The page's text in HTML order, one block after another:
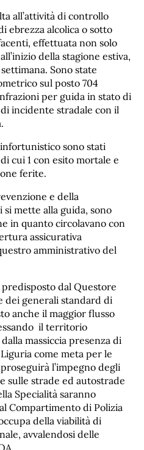
all’attività di controllo
ebrezza alcolica o sotto
effettuata non solo
della stagione estiva,
Sono state
sul posto 704
per guida in stato di
incidente stradale con il
sono stati
cui 1 con esito mortale e
ferite.
e della
mette alla guida, sono
in quanto circolavano con
assicurativa
amministrativo del
dal Questore
dei generali standard di
anche il maggior flusso
il territorio
massiccia presenza di
come meta per le
l’impegno degli
sulle strade ed autostrade
Specialità saranno
Compartimento di Polizia
della viabilità di
avvalendosi delle